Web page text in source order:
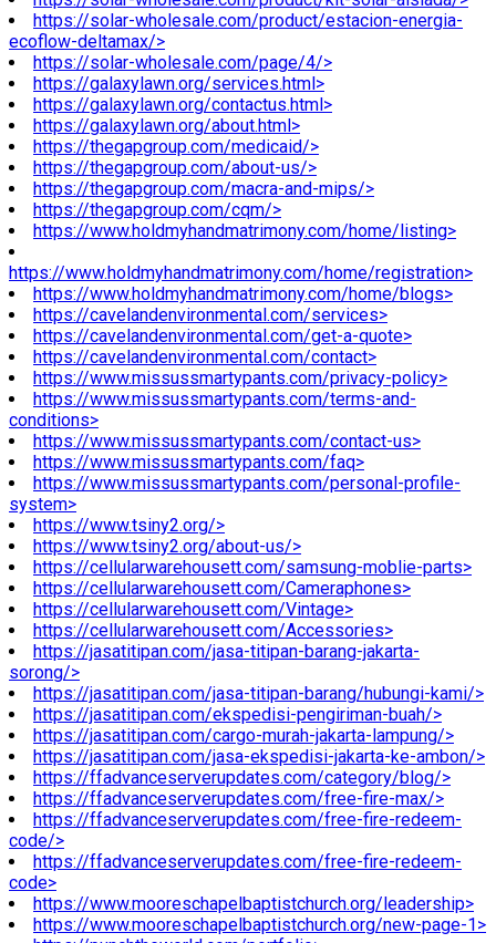
https://solar-wholesale.com/product/estacion-energia-
ecoflow-deltamax/>
https://solar-wholesale.com/page/4/>
https://galaxylawn.org/services.html>
https://galaxylawn.org/contactus.html>
https://galaxylawn.org/about.html>
https://thegapgroup.com/medicaid/>
https://thegapgroup.com/about-us/>
https://thegapgroup.com/macra-and-mips/>
https://thegapgroup.com/cqm/>
https://www.holdmyhandmatrimony.com/home/listing>
https://www.holdmyhandmatrimony.com/home/registration>
https://www.holdmyhandmatrimony.com/home/blogs>
https://cavelandenvironmental.com/services>
https://cavelandenvironmental.com/get-a-quote>
https://cavelandenvironmental.com/contact>
https://www.missussmartypants.com/privacy-policy>
https://www.missussmartypants.com/terms-and-
conditions>
https://www.missussmartypants.com/contact-us>
https://www.missussmartypants.com/faq>
https://www.missussmartypants.com/personal-profile-
system>
https://www.tsiny2.org/>
https://www.tsiny2.org/about-us/>
https://cellularwarehousett.com/samsung-moblie-parts>
https://cellularwarehousett.com/Cameraphones>
https://cellularwarehousett.com/Vintage>
https://cellularwarehousett.com/Accessories>
https://jasatitipan.com/jasa-titipan-barang-jakarta-
sorong/>
https://jasatitipan.com/jasa-titipan-barang/hubungi-kami/>
https://jasatitipan.com/ekspedisi-pengiriman-buah/>
https://jasatitipan.com/cargo-murah-jakarta-lampung/>
https://jasatitipan.com/jasa-ekspedisi-jakarta-ke-ambon/>
https://ffadvanceserverupdates.com/category/blog/>
https://ffadvanceserverupdates.com/free-fire-max/>
https://ffadvanceserverupdates.com/free-fire-redeem-
code/>
https://ffadvanceserverupdates.com/free-fire-redeem-
code>
https://www.mooreschapelbaptistchurch.org/leadership>
https://www.mooreschapelbaptistchurch.org/new-page-1>